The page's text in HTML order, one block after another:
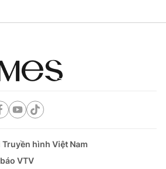
Truyền hình Việt Nam
VTV